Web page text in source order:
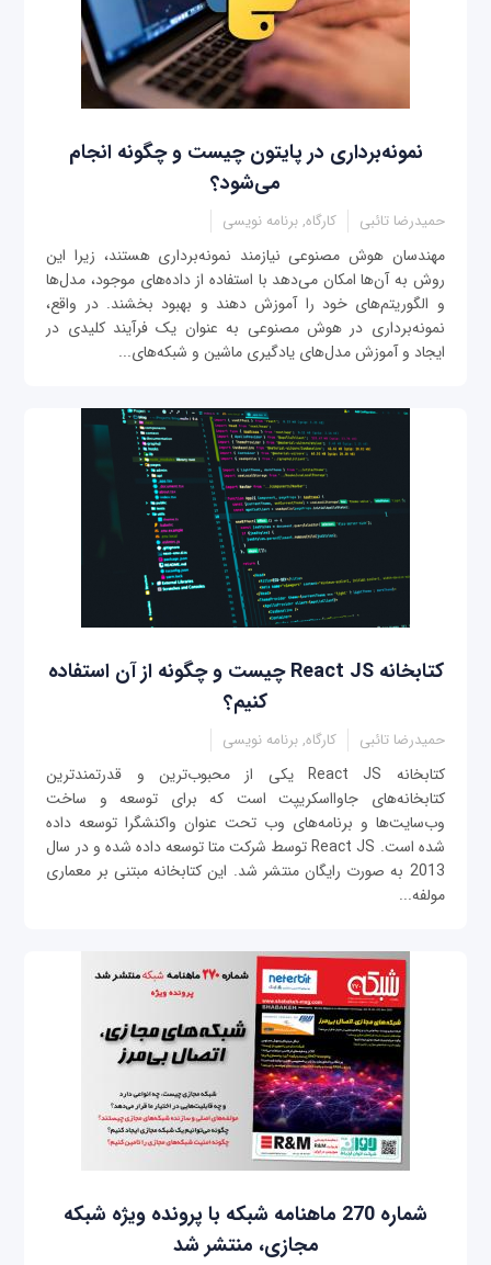
نمونه‌برداری در پایتون‌ چیست و چگونه انجام
می‌شود؟
حمیدرضا تائبی کارگاه, برنامه نویسی
مهندسان هوش مصنوعی نیازمند نمونه‌برداری هستند، زیرا این
روش به آن‌ها امکان می‌دهد با استفاده از داده‌های موجود، مدل‌ها
و الگوریتم‌های خود را آموزش دهند و بهبود بخشند. در واقع،
نمونه‌برداری در هوش مصنوعی به عنوان یک فرآیند کلیدی در
ایجاد و آموزش مدل‌های یادگیری ماشین و شبکه‌های...
کتابخانه React JS چیست و چگونه از آن استفاده
کنیم؟
حمیدرضا تائبی کارگاه, برنامه نویسی
کتابخانه React JS یکی از محبوب‌ترین و قدرتمندترین
کتابخانه‌های جاوااسکریپت است که برای توسعه و ساخت
وب‌سایت‌ها و برنامه‌های وب تحت عنوان واکنشگرا توسعه داده
شده است. React JS توسط شرکت متا توسعه داده شده و در سال
2013 به صورت رایگان منتشر شد. این کتابخانه مبتنی بر معماری
مولفه‌...
شماره 270 ماهنامه شبکه با پرونده ویژه شبکه
مجازی، منتشر شد